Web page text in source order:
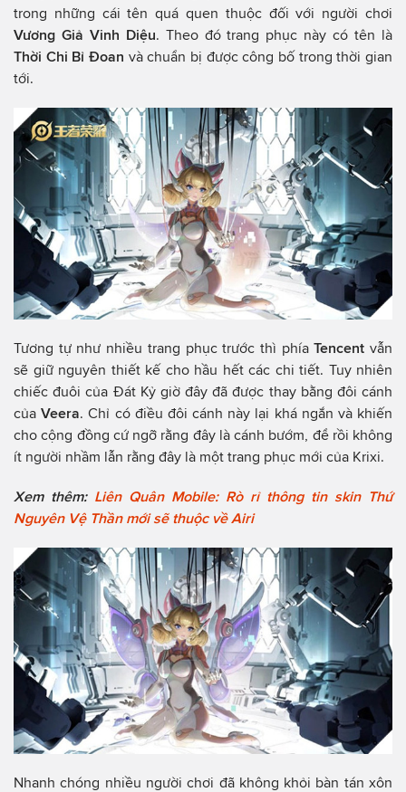
trong những cái tên quá quen thuộc đối với người chơi
Vương Giả Vinh Diệu. Theo đó trang phục này có tên là
Thời Chi Bỉ Đoan và chuẩn bị được công bố trong thời gian
tới.
Tương tự như nhiều trang phục trước thì phíaTencentvẫn
sẽ giữ nguyên thiết kế cho hầu hết các chi tiết. Tuy nhiên
chiếc đuôi của Đát Kỷ giờ đây đã được thay bằng đôi cánh
củaVeera. Chỉ có điều đôi cánh này lại khá ngắn và khiến
cho cộng đồng cứ ngỡ rằng đây là cánh bướm, để rồi không
ít người nhầm lẫn rằng đây là một trang phục mới của Krixi.
Xem thêm: Liên Quân Mobile: Rò rỉ thông tin skin Thứ
Nguyên Vệ Thần mới sẽ thuộc về Airi
Nhanh chóng nhiều người chơi đã không khỏi bàn tán xôn